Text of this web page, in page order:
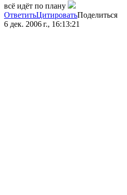
всё идёт по плану
ОтветитьЦитироватьПоделиться
6 дек. 2006 г., 16:13:21